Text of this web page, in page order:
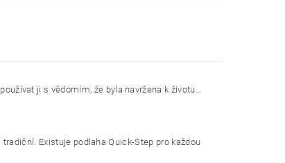
ji s vědomím, že byla navržena k životu…
Existuje podlaha Quick-Step pro každou